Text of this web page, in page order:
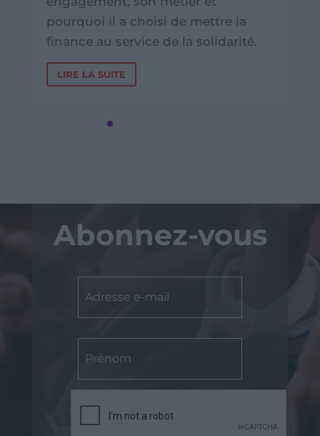
pourquoi il a choisi de mettre la
finance au service de la solidarité.
LIRE LA SUITE
Abonnez-vous